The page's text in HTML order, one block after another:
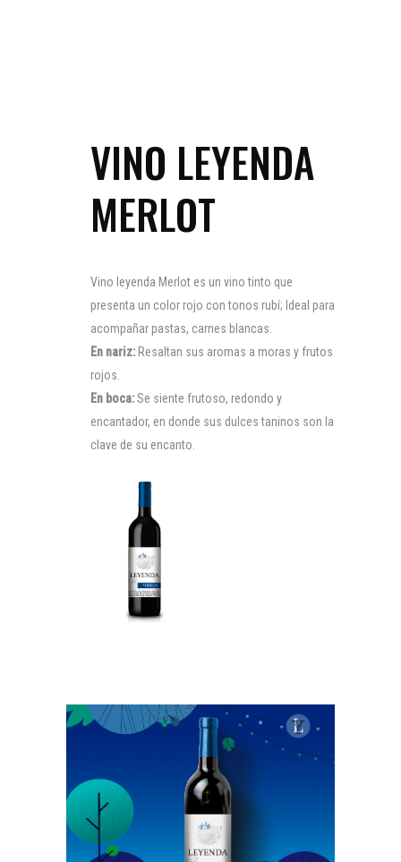
VINO LEYENDA
MERLOT
Vino leyenda Merlot es un vino tinto que
presenta un color rojo con tonos rubí; Ideal para
acompañar pastas, carnes blancas.
En nariz: Resaltan sus aromas a moras y frutos
rojos.
En boca:Se siente frutoso, redondo y
encantador, en donde sus dulces taninos son la
clave de su encanto.